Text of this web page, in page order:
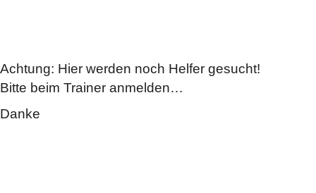
Achtung: Hier werden noch Helfer gesucht!
Bitte beim Trainer anmelden…
Danke